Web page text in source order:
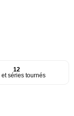
12
et séries tournés